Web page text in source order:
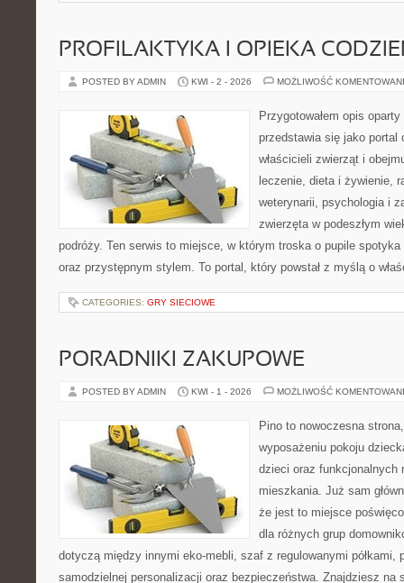
PROFILAKTYKA I OPIEKA
POSTED BY ADMIN KWI - 2 - 2026 MOŻLIWOŚĆ
Przygotowałem opis
przedstawia się jako portal
właścicieli zwierząt i
leczenie, dieta i żywienie,
weterynarii, psychologia i
zwierzęta w podeszłym
podróży. Ten serwis to miejsce, w którym troska o pupile
oraz przystępnym stylem. To portal, który powstał z myślą o
CATEGORIES: GRY SIECIOWE
PORADNIKI ZAKUPOWE
POSTED BY ADMIN KWI - 1 - 2026 MOŻLIWOŚĆ
Pino to nowoczesna
wyposażeniu pokoju
dzieci oraz funkcjonalnych
mieszkania. Już sam
że jest to miejsce
dla różnych grup
dotyczą między innymi eko-mebli, szaf z regulowanymi półkami,
samodzielnej personalizacji oraz bezpieczeństwa. Znajdziesz na